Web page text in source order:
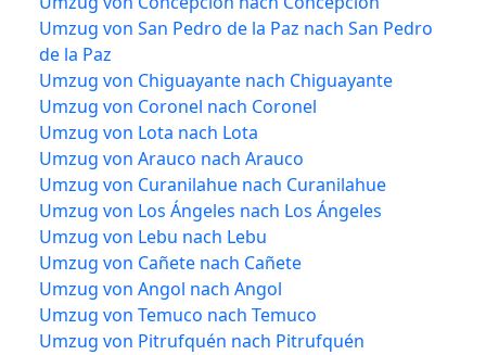
Umzug von San Pedro de la Paz nach San Pedro
de la Paz
Umzug von Chiguayante nach Chiguayante
Umzug von Coronel nach Coronel
Umzug von Lota nach Lota
Umzug von Arauco nach Arauco
Umzug von Curanilahue nach Curanilahue
Umzug von Los Ángeles nach Los Ángeles
Umzug von Lebu nach Lebu
Umzug von Cañete nach Cañete
Umzug von Angol nach Angol
Umzug von Temuco nach Temuco
Umzug von Pitrufquén nach Pitrufquén